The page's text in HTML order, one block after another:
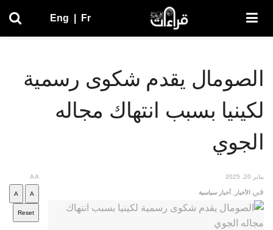
Eng Fr
الصومال يقدم شكوى رسمية
لكينيا بسبب انتهاك مجاله
الجوي
يناير 20, 2025
في الأخبار أخبار سياسية
AA
A
A
Reset